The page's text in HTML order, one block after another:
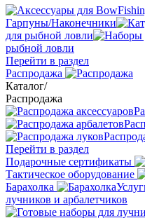
Гарпуны/Наконечники
для рыбной ловли
рыбной ловли
Перейти в раздел
Распродажа
Каталог/
Распродажа
Перейти в раздел
Подарочные сертификаты
Тактическое оборудование
Барахолка
лучников и арбалетчиков